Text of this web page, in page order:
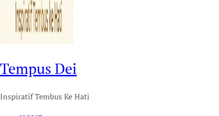
Tempus Dei
Inspiratif Tembus Ke Hati